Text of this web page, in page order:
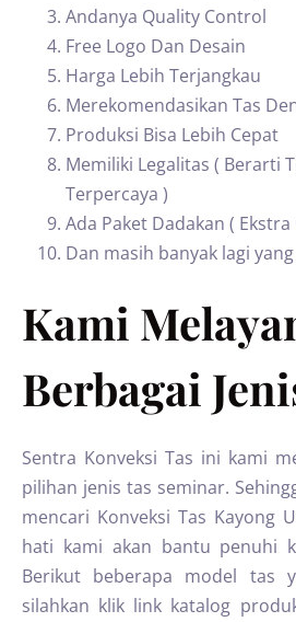
Andanya Quality Control
Free Logo Dan Desain
Harga Lebih Terjangkau
Merekomendasikan Tas
Produksi Bisa Lebih Cepat
Memiliki Legalitas ( Berarti
Terpercaya )
Ada Paket Dadakan ( Ekstra
Dan masih banyak lagi
Kami
Berbagai
Sentra Konveksi Tas ini kami
pilihan jenis tas seminar.
mencari Konveksi Tas Kayong
hati kami akan bantu penuhi
Berikut beberapa model tas
silahkan klik link katalog